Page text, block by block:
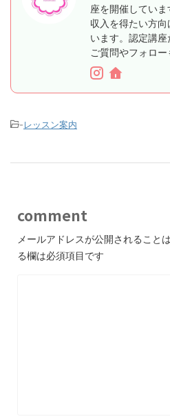
座を開催してい
収入を得たい方
います。認定講
ご質問やフォロー
-レッスン案内
comment
メールアドレスが公開されること
る欄は必須項目です